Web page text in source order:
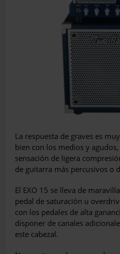
La respuesta de graves es
bien con los medios y
sensación de ligera
de guitarra más percusivos o
El EXO 15 se lleva de
pedal de saturación u
con los pedales de alta
disponer de canales
este cabezal.